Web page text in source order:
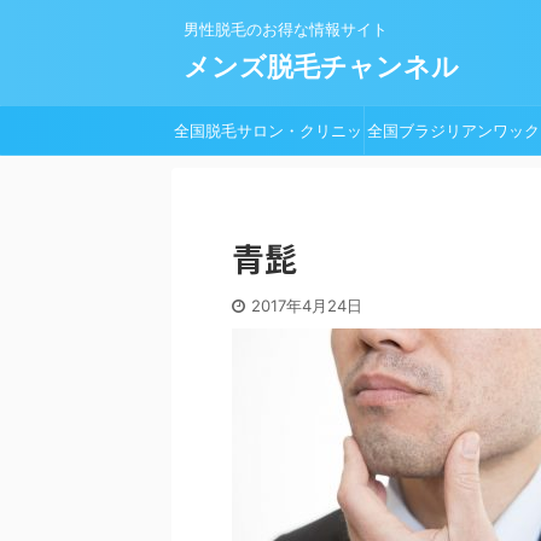
男性脱毛のお得な情報サイト
メンズ脱毛チャンネル
全国脱毛サロン・クリニッ 全国ブラジリアンワッ
青髭
2017年4月24日